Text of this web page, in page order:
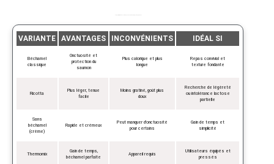
VARIANTE AVANTAGES INCONVÉNIENTS IDÉAL SI
Béchamel
classique
Onctuosité et
protection du
saumon
Plus calorique et plus
longue
Repas convivial et
texture fondante
Ricotta
Plus léger, tenue
facile
Moins gratiné, goût plus
doux
Recherche de légèreté
ou intolérance lactose
partielle
Sans
béchamel
(crème)
Rapide et crémeux
Peut manquer d’onctuosité
pour certains
Gain de temps et
simplicité
Thermomix
Gain de temps,
béchamel parfaite
Appareil requis
Utilisateurs équipés et
pressés